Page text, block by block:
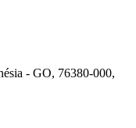
- GO, 76380-000,